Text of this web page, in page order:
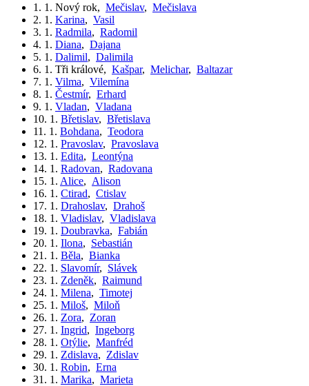
1. 1. Nový rok, Mečislav, Mečislava
2. 1. Karina, Vasil
3. 1. Radmila, Radomil
4. 1. Diana, Dajana
5. 1. Dalimil, Dalimila
6. 1. Tři králové, Kašpar, Melichar, Baltazar
7. 1. Vilma, Vilemína
8. 1. Čestmír, Erhard
9. 1. Vladan, Vladana
10. 1. Břetislav, Břetislava
11. 1. Bohdana, Teodora
12. 1. Pravoslav, Pravoslava
13. 1. Edita, Leontýna
14. 1. Radovan, Radovana
15. 1. Alice, Alison
16. 1. Ctirad, Ctislav
17. 1. Drahoslav, Drahoš
18. 1. Vladislav, Vladislava
19. 1. Doubravka, Fabián
20. 1. Ilona, Sebastián
21. 1. Běla, Bianka
22. 1. Slavomír, Slávek
23. 1. Zdeněk, Raimund
24. 1. Milena, Timotej
25. 1. Miloš, Miloň
26. 1. Zora, Zoran
27. 1. Ingrid, Ingeborg
28. 1. Otýlie, Manfréd
29. 1. Zdislava, Zdislav
30. 1. Robin, Erna
31. 1. Marika, Marieta